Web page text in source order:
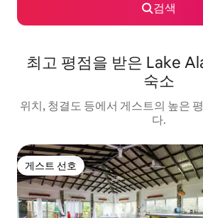
검색
최고 평점을 받은 Lake
숙소
위치, 청결도 등에서 게스트의 높은
다.
게스트 선호
게스트 선호